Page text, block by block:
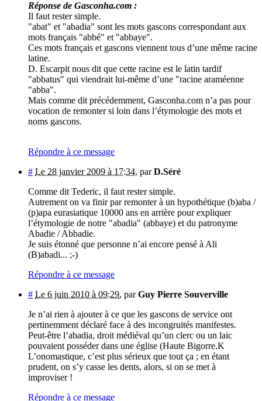
Réponse de Gasconha.com :
Il faut rester simple.
"abat" et "abadia" sont les mots gascons correspondant aux
mots français "abbé" et "abbaye".
Ces mots français et gascons viennent tous d’une même racine
latine.
D. Escarpit nous dit que cette racine est le latin tardif
"abbatus" qui viendrait lui-même d’une "racine araméenne
"abba".
Mais comme dit précédemment, Gasconha.com n’a pas pour
vocation de remonter si loin dans l’étymologie des mots et
noms gascons.
Répondre à ce message
# Le 28 janvier 2009 à 17:34, parD.Séré
Comme dit Tederic, il faut rester simple.
Autrement on va finir par remonter à un hypothétique (b)aba /
(p)apa eurasiatique 10000 ans en arrière pour expliquer
l’étymologie de notre "abadia" (abbaye) et du patronyme
Abadie / Abbadie.
Je suis étonné que personne n’ai encore pensé à Ali
(B)abadi... ;-)
Répondre à ce message
# Le 6 juin 2010 à 09:29, parGuy Pierre Souverville
Je n’ai rien à ajouter à ce que les gascons de service ont
pertinemment déclaré face à des incongruités manifestes.
Peut-être l’abadia, droit médiéval qu’un clerc ou un laic
pouvaient posséder dans une église (Haute Bigorre.K
L’onomastique, c’est plus sérieux que tout ça ; en étant
prudent, on s’y casse les dents, alors, si on se met à
improviser !
Répondre à ce message